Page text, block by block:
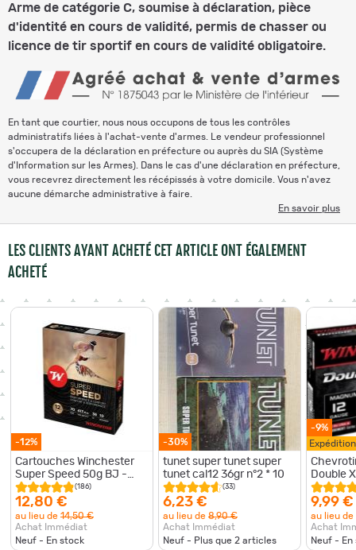
Arme de catégorie C, soumise à déclaration, pièce
d'identité en cours de validité, permis de chasser ou
licence de tir sportif en cours de validité obligatoire.
En tant que courtier, nous nous occupons de tous les contrôles
administratifs liées à l'achat-vente d'armes. Le vendeur professionnel
s'occupera de la déclaration en préfecture ou auprès du SIA (Système
d'Information sur les Armes). Dans le cas d'une déclaration en préfecture,
vous recevrez directement les récépissés à votre domicile. Vous n'avez
aucune démarche administrative à faire.
En savoir plus
LES CLIENTS AYANT ACHETÉ CET ARTICLE ONT ÉGALEMENT
ACHETÉ
-12%
Cartouches Winchester
Super Speed 50g BJ -
Cal.12 x1 boite
(186)
12,80 €
au lieu de 14,50 €
Achat Immédiat
Neuf - En stock
-30%
tunet super tunet super
tunet cal12 36gr n°2 * 10
(33)
6,23 €
au lieu de 8,90 €
Achat Immédiat
Neuf - Plus que 2 articles
-9%
Double
Cal.12/
9,99 €
au lieu de
Achat
Neuf - En